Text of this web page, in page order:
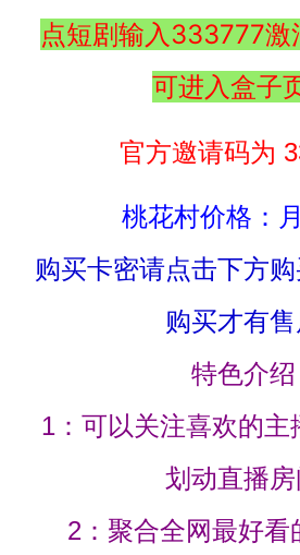
点短剧输入333777激
可进入盒子
官方邀请码为
桃花村价格：
购买卡密请点击下方
购买才有
特色介绍
1：可以关注喜欢的主
划动直播房
2：聚合全网最好看